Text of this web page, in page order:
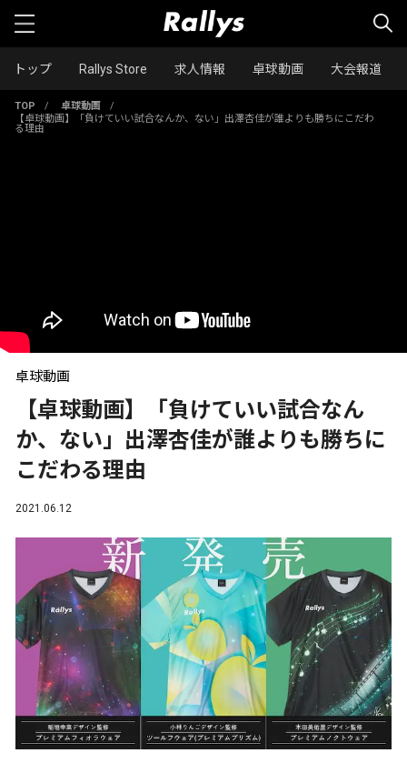
トップ Rallys Store 求人情報 卓球動画 大会報道
TOP / 卓球動画
/
【卓球動画】「負けていい試合なんか、ない」出澤杏佳が誰よりも勝ちにこだわ
る理由
卓球動画
【卓球動画】「負けていい試合なん
か、ない」出澤杏佳が誰よりも勝ちに
こだわる理由
2021.06.12